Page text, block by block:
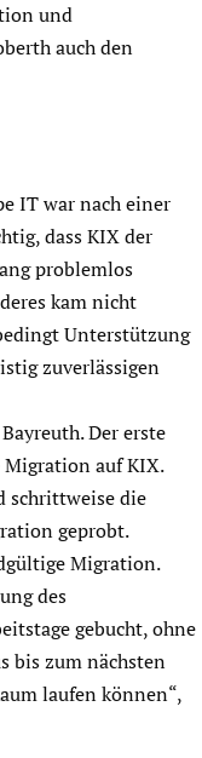
und
auch den
IT war nach einer
dass KIX der
problemlos
kam nicht
Unterstützung
zuverlässigen
Der erste
Migration auf KIX.
schrittweise die
geprobt.
Migration.
des
gebucht, ohne
bis zum nächsten
laufen können“,